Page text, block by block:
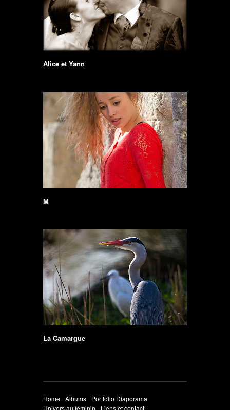
Alice et Yann
M
La Camargue
Home Albums
Portfolio Diaporama
Univers au féminin
Liens et contact